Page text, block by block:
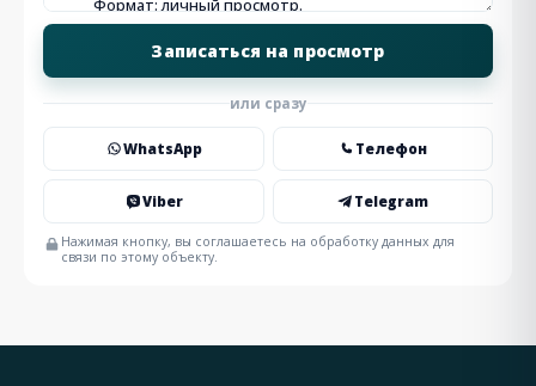
или сразу
WhatsApp Телефон
Viber Telegram
Нажимая кнопку, вы соглашаетесь на обработку данных для
связи по этому объекту.